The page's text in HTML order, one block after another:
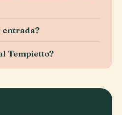
entrada?
Tempietto?